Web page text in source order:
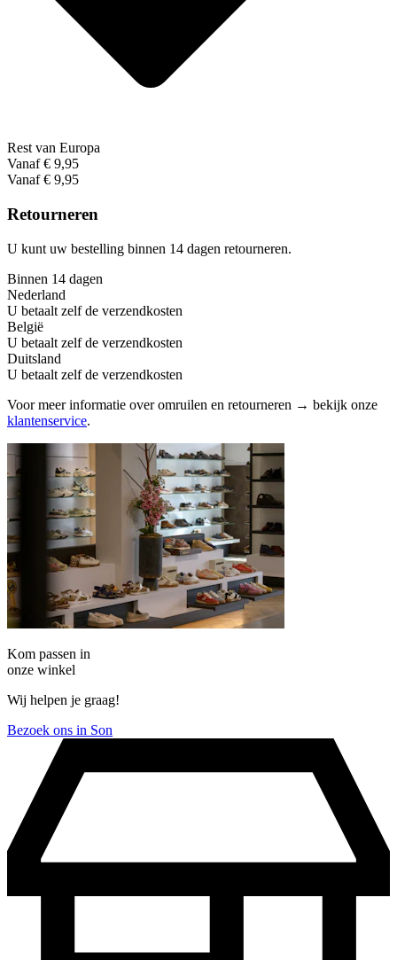
Rest van Europa
Vanaf € 9,95
Vanaf € 9,95
Retourneren
U kunt uw bestelling binnen 14 dagen retourneren.
Binnen 14 dagen
Nederland
U betaalt zelf de verzendkosten
België
U betaalt zelf de verzendkosten
Duitsland
U betaalt zelf de verzendkosten
Voor meer informatie over omruilen en retourneren → bekijk onze
klantenservice.
Kom passen in
onze winkel
Wij helpen je graag!
Bezoek ons in Son